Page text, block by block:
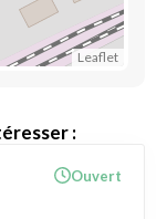
Leaflet
:
Ouvert